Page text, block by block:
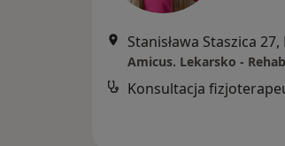
Stanisława Staszica
Konsultacja